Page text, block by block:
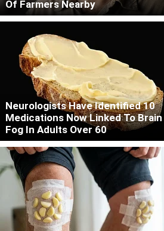
Of Farmers Nearby
Neurologists Have Identified 10
Medications Now Linked To Brain
Fog In Adults Over 60